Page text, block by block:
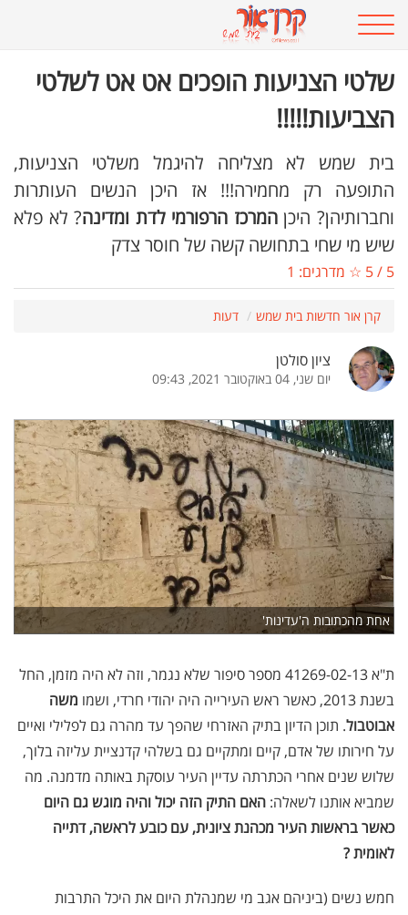
שלטי הצניעות הופכים אט אט לשלטי
הצביעות!!!!!
בית שמש לא מצליחה להיגמל משלטי הצניעות,
התופעה רק מחמירה!!! אז היכן הנשים העותרות
וחברותיהן? היכןהמרכז הרפורמי לדת ומדינה? לא פלא
שיש מי שחי בתחושה קשה של חוסר צדק
5
/
5 ☆ מדרגים: 1
קרן אור חדשות בית שמש דעות
ציון סולטן
יום שני, 04 באוקטובר 2021, 09:43
אחת מהכתובות ה'עדינות'
ת"א 41269-02-13 מספר סיפור שלא נגמר, וזה לא היה מזמן, החל
בשנת 2013, כאשר ראש העירייה היה יהודי חרדי, ושמו
משה
אבוטבול. תוכן הדיון בתיק האזרחי שהפך עד מהרה גם לפלילי ואיים
על חירותו של אדם, קיים ומתקיים גם בשלהי קדנציית עליזה בלוך,
שלוש שנים אחרי הכתרתה עדיין העיר עוסקת באותה מדמנה. מה
שמביא אותנו לשאלה: האם התיק הזה יכול והיה מוגש גם היום
כאשר בראשות העיר מכהנת ציונית, עם כובע לראשה, דתייה
לאומית ?
חמש נשים (ביניהם אגב מי שמנהלת היום את היכל התרבות